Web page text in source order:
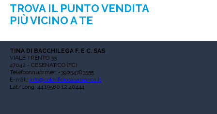
TROVA IL PUNTO VENDITA
PIÙ VICINO A TE
TINA DI BACCHILEGA F. E C. SAS
VIALE TRENTO 33
47042 - CESENATICO (FC)
Telefoonnummer: +39054783555
E-mail: info@colorificiocasabianca.it
Lat/Long: 44.19580,12.40444